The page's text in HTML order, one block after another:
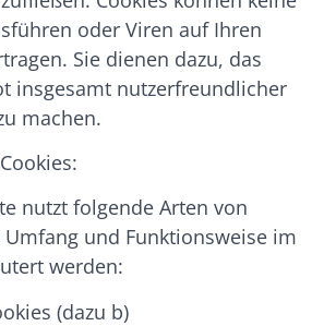
oder Viren auf Ihren
Sie dienen dazu, das
insgesamt nutzerfreundlicher
machen.
nutzt folgende Arten von
Umfang und Funktionsweise im
werden:
(dazu b)